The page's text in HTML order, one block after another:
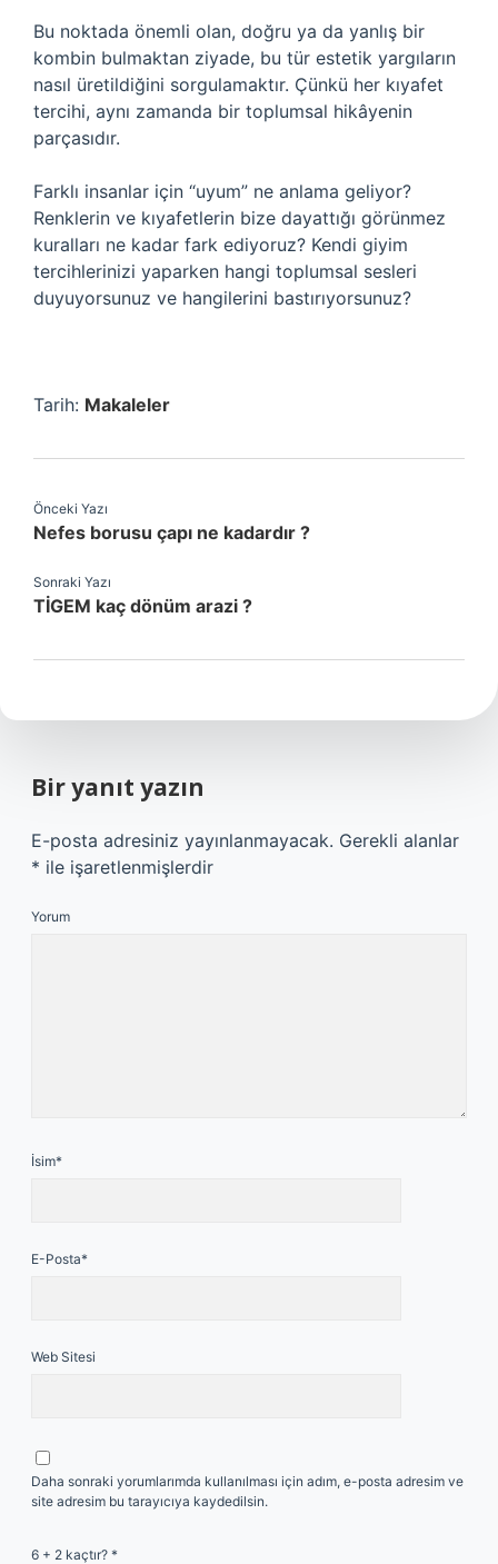
Bu noktada önemli olan, doğru ya da yanlış bir
kombin bulmaktan ziyade, bu tür estetik yargıların
nasıl üretildiğini sorgulamaktır. Çünkü her kıyafet
tercihi, aynı zamanda bir toplumsal hikâyenin
parçasıdır.
Farklı insanlar için “uyum” ne anlama geliyor?
Renklerin ve kıyafetlerin bize dayattığı görünmez
kuralları ne kadar fark ediyoruz? Kendi giyim
tercihlerinizi yaparken hangi toplumsal sesleri
duyuyorsunuz ve hangilerini bastırıyorsunuz?
Tarih: Makaleler
Önceki Yazı
Nefes borusu çapı ne kadardır ?
Sonraki Yazı
TİGEM kaç dönüm arazi ?
Bir yanıt yazın
E-posta adresiniz yayınlanmayacak. Gerekli alanlar
* ile işaretlenmişlerdir
Yorum
İsim*
E-Posta*
Web Sitesi
Daha sonraki yorumlarımda kullanılması için adım, e-posta adresim ve
site adresim bu tarayıcıya kaydedilsin.
6 + 2 kaçtır? *